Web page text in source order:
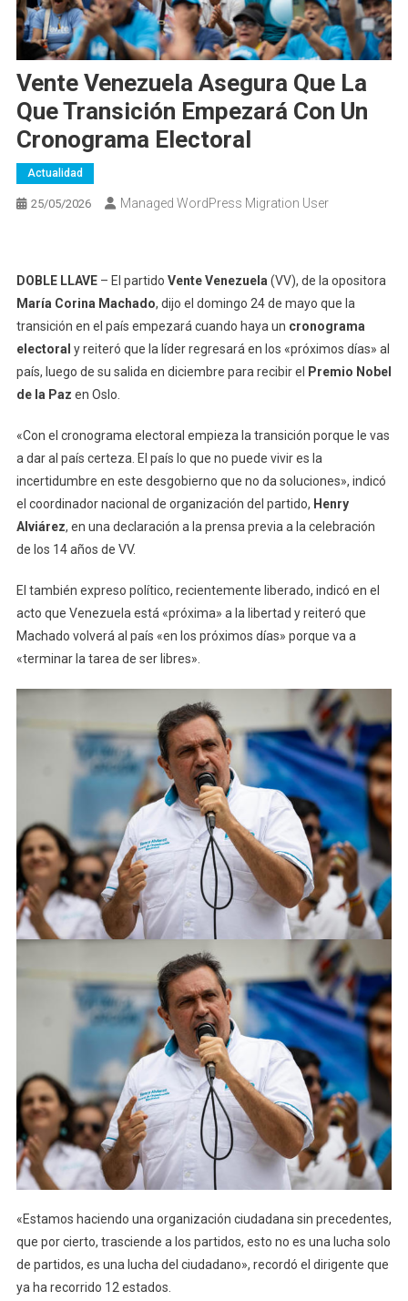
Vente Venezuela Asegura Que La
Que Transición Empezará Con Un
Cronograma Electoral
Actualidad
25/05/2026 Managed WordPress Migration User
DOBLE LLAVE– El partido Vente Venezuela(VV), de la opositora
María Corina Machado, dijo el domingo 24 de mayo que la
transición en el país empezará cuando haya un cronograma
electoral y reiteró que la líder regresará en los «próximos días» al
país, luego de su salida en diciembre para recibir el
Premio Nobel
de la Paz en Oslo.
«Con el cronograma electoral empieza la transición porque le vas
a dar al país certeza. El país lo que no puede vivir es la
incertidumbre en este desgobierno que no da soluciones», indicó
el coordinador nacional de organización del partido, Henry
Alviárez, en una declaración a la prensa previa a la celebración
de los 14 años de VV.
El también expreso político, recientemente liberado, indicó en el
acto que Venezuela está «próxima» a la libertad y reiteró que
Machado volverá al país «en los próximos días» porque va a
«terminar la tarea de ser libres».
«Estamos haciendo una organización ciudadana sin precedentes,
que por cierto, trasciende a los partidos, esto no es una lucha solo
de partidos, es una lucha del ciudadano», recordó el dirigente que
ya ha recorrido 12 estados.